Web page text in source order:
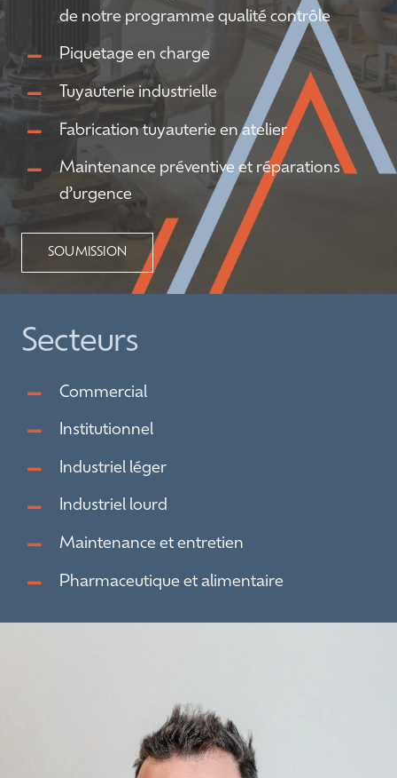
de notre programme qualité contrôle
Piquetage en charge
Tuyauterie industrielle
Fabrication tuyauterie en atelier
Maintenance préventive et réparations
d’urgence
SOUMISSION
Secteurs
Commercial
Institutionnel
Industriel léger
Industriel lourd
Maintenance et entretien
Pharmaceutique et alimentaire